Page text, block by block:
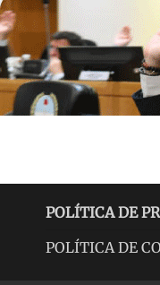
POLÍTICA DE
POLÍTICA DE